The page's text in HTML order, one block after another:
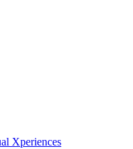
Xperiences